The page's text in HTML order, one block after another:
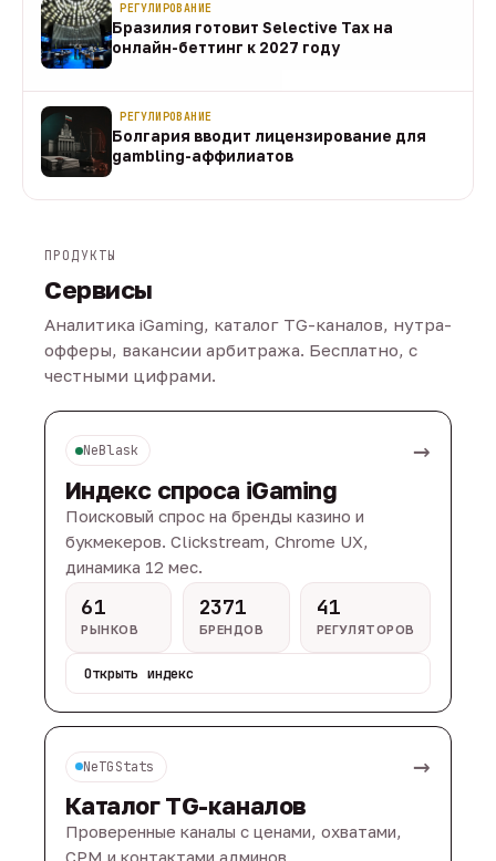
РЕГУЛИРОВАНИЕ
Бразилия готовит Selective Tax на
онлайн-беттинг к 2027 году
РЕГУЛИРОВАНИЕ
Болгария вводит лицензирование для
gambling-аффилиатов
ПРОДУКТЫ
Сервисы
Аналитика iGaming, каталог TG-каналов, нутра-
офферы, вакансии арбитража. Бесплатно, с
честными цифрами.
NeBlask →
Индекс спроса iGaming
Поисковый спрос на бренды казино и
букмекеров. Clickstream, Chrome UX,
динамика 12 мес.
61
РЫНКОВ
2371
БРЕНДОВ
41
РЕГУЛЯТОРОВ
Открыть индекс
NeTGStats →
Каталог TG-каналов
Проверенные каналы с ценами, охватами,
CPM и контактами админов.